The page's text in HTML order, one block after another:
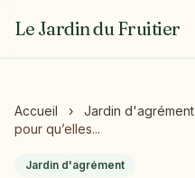
Le Jardin du Fruitier
Accueil › Jardin d'agrément
pour qu’elles...
Jardin d'agrément